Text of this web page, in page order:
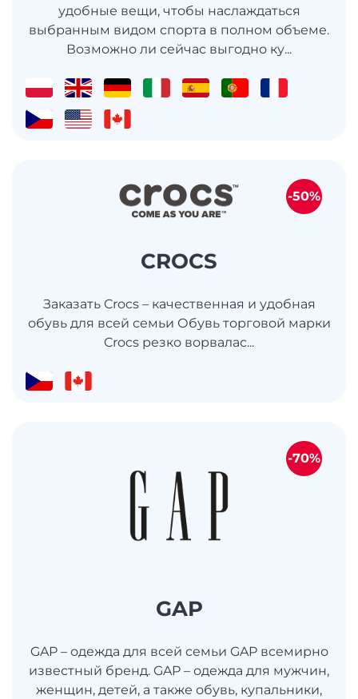
удобные вещи, чтобы наслаждаться
выбранным видом спорта в полном объеме.
Возможно ли сейчас выгодно ку...
CROCS
Заказать Crocs – качественная и удобная
обувь для всей семьи Обувь торговой марки
Crocs резко ворвалас...
-50%
GAP
GAP – одежда для всей семьи GAP всемирно
известный бренд. GAP – одежда для мужчин,
женщин, детей, а также обувь, купальники,
-70%